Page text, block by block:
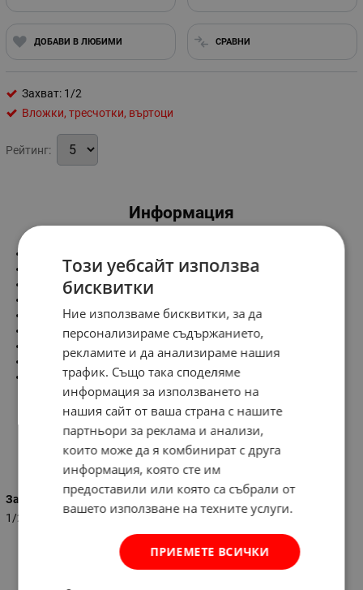
ДОБАВИ В ЛЮБИМИ СРАВНИ
Захват: 1/2
Вложки, тресчотки, въртоци
Рейтинг:
Информация
2 удължения
Ръчен върток.
Чупеща връзка за труднодостъпни места.
Метален куфар.
25 части.
Размери на вложките:
9,10,11,12,13,14,15,16,17,18,19,20,21,22,23,24,27,30,32
Характеристики
Захват
1/2
Този уебсайт използва
бисквитки
Ние използваме бисквитки, за да
персонализираме съдържанието,
рекламите и да анализираме нашия
трафик. Също така споделяме
информация за използването на
нашия сайт от ваша страна с нашите
партньори за реклама и анализи,
които може да я комбинират с друга
информация, която сте им
предоставили или която са събрали от
вашето използване на техните услуги.
ПРИЕМЕТЕ ВСИЧКИ